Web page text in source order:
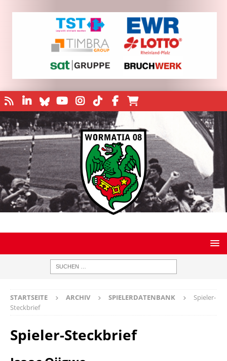
STARTSEITE ARCHIV SPIELERDATENBANK
Spieler-
Steckbrief
Spieler-Steckbrief